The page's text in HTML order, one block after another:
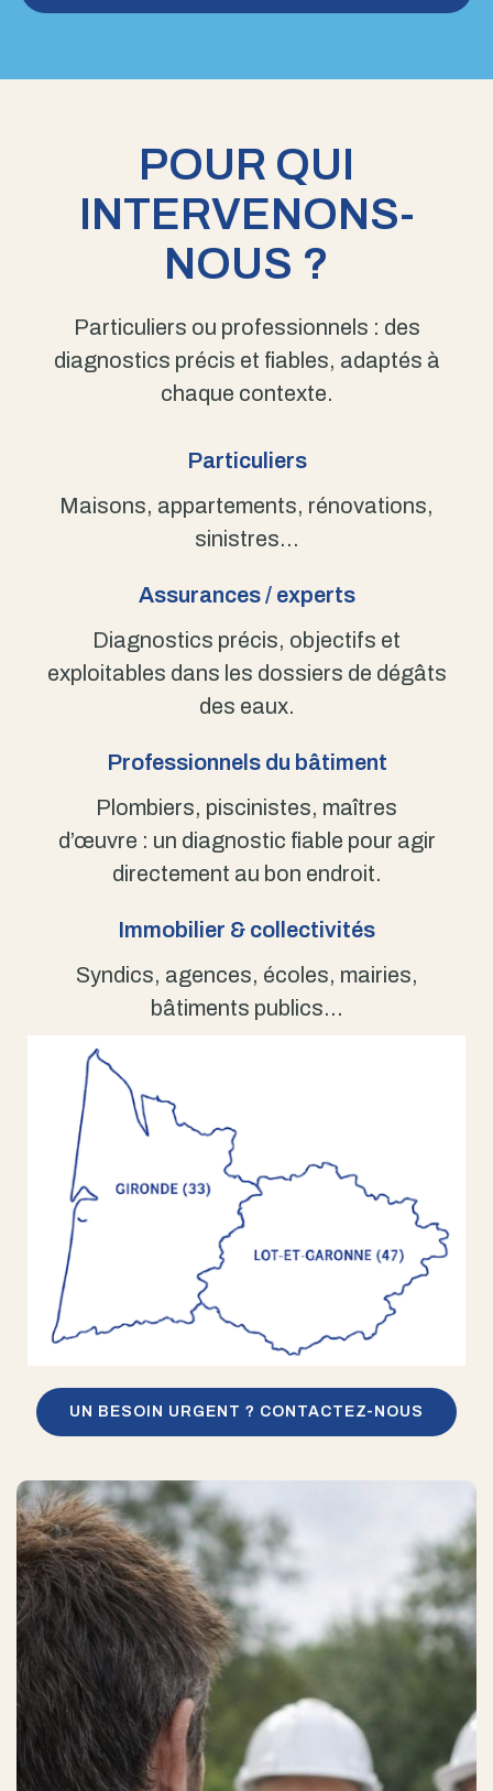
POUR QUI
INTERVENONS-
NOUS ?
Particuliers ou professionnels : des
diagnostics précis et fiables, adaptés à
chaque contexte.
Particuliers
Maisons, appartements, rénovations,
sinistres…
Assurances / experts
Diagnostics précis, objectifs et
exploitables dans les dossiers de dégâts
des eaux.
Professionnels du bâtiment
Plombiers, piscinistes, maîtres
d’œuvre : un diagnostic fiable pour agir
directement au bon endroit.
Immobilier & collectivités
Syndics, agences, écoles, mairies,
bâtiments publics…
UN BESOIN URGENT ? CONTACTEZ-NOUS